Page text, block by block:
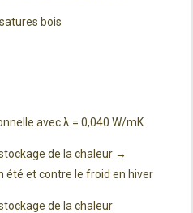
bois
avec λ = 0,040 W/mK
de la chaleur →
été et contre le froid en hiver
de la chaleur